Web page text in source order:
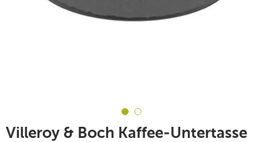
Villeroy & Boch Kaffee-Untertasse